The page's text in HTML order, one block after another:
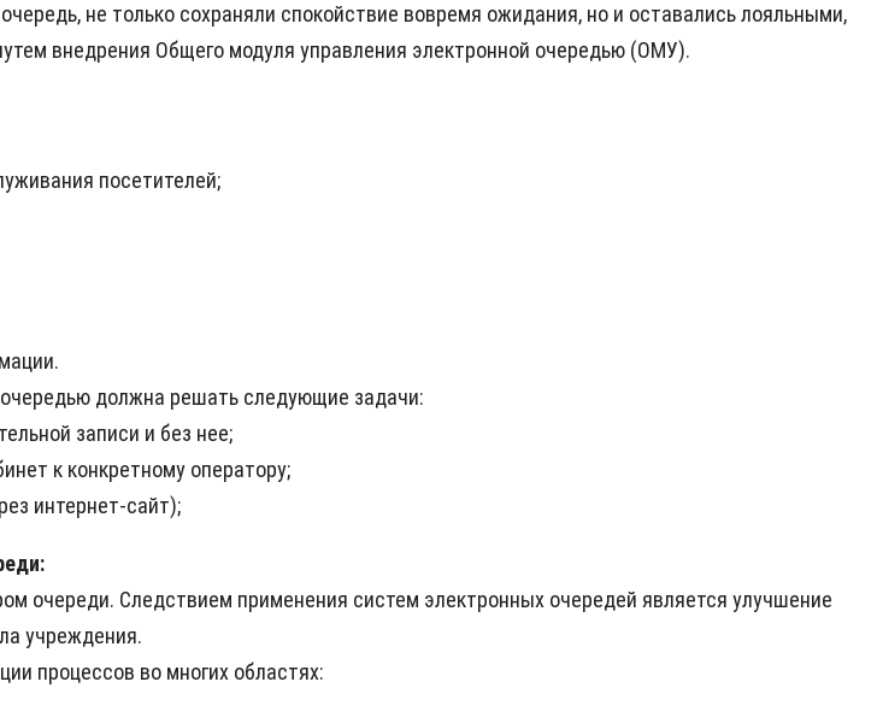
не только сохраняли спокойствие вовремя ожидания, но и оставались лояльными,
внедрения Общего модуля управления электронной очередью (ОМУ).
посетителей;
должна решать следующие задачи:
записи и без нее;
к конкретному оператору;
интернет-сайт);
очереди. Следствием применения систем электронных очередей является улучшение
учреждения.
процессов во многих областях: